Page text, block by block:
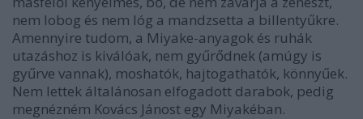
nem lobog és nem lóg a mandzsetta a billentyűkre.
Amennyire tudom, a Miyake-anyagok és ruhák
utazáshoz is kiválóak, nem gyűrődnek (amúgy is
gyűrve vannak), moshatók, hajtogathatók, könnyűek.
Nem lettek általánosan elfogadott darabok, pedig
megnézném Kovács Jánost egy Miyakéban.